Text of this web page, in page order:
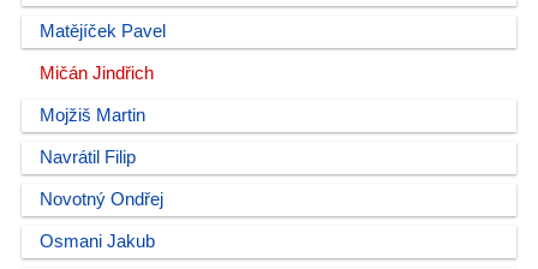
Matějíček Pavel
Mičán Jindřich
Mojžiš Martin
Navrátil Filip
Novotný Ondřej
Osmani Jakub